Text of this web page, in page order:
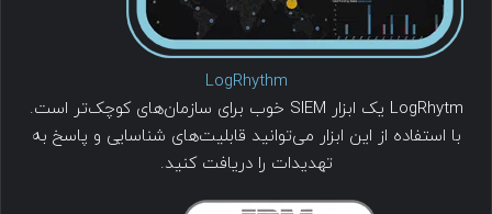
LogRhythm
LogRhytm یک ابزار SIEM خوب برای سازمان‌های کوچک‌تر است.
با استفاده از این ابزار می‌توانید قابلیت‌های شناسایی و پاسخ به
تهدیدات را دریافت کنید.